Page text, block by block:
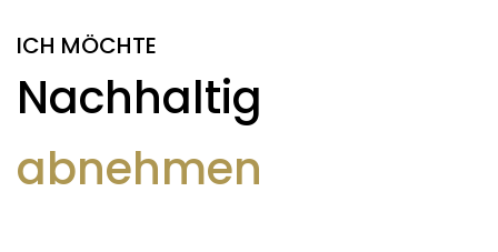
Nachhaltig
abnehmen
ICH MÖCHTE